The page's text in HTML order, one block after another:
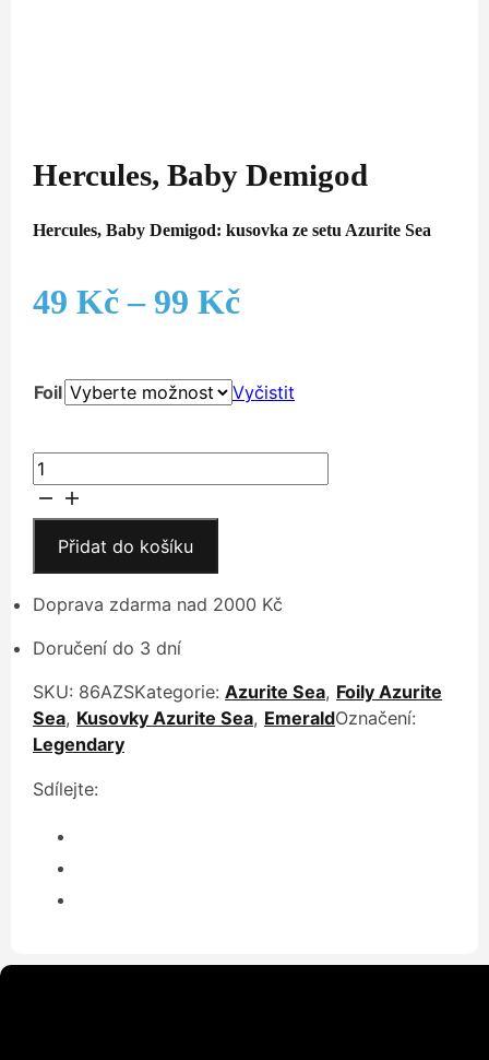
Hercules, Baby Demigod
Hercules, Baby Demigod: kusovka ze setu Azurite Sea
49 Kč – 99 KčRozpětí
49 Kč
až
Foil Vyčistit
Hercules,
Baby
Demigod
množství
Přidat do košíku
Doprava zdarma nad 2000 Kč
Doručení do 3 dní
SKU: 86AZSKategorie: Azurite Sea, Foily Azurite
Sea, Kusovky Azurite Sea, EmeraldOznačení:
Legendary
Sdílejte: